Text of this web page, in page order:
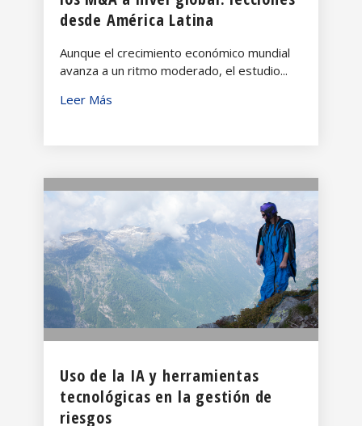
desde América Latina
Aunque el crecimiento económico mundial
avanza a un ritmo moderado, el estudio...
Leer Más
Uso de la IA y herramientas
tecnológicas en la gestión de
riesgos